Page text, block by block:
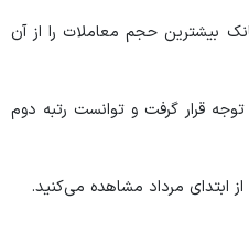
بیشترین حجم معاملات را از آن
قرار گرفت و توانست رتبه دوم
از ابتدای مرداد مشاهده می‌کنید.